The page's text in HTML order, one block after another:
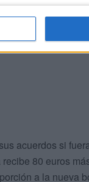
‘Plus
base (a razón
acuerdos si
80 euros
a la nueva